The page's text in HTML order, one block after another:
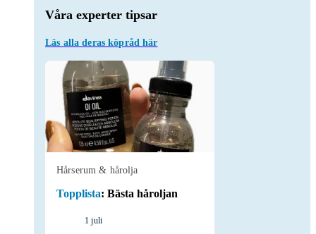
Våra experter tipsar
Läs alla deras köpråd här
Hårserum & hårolja
Topplista: Bästa håroljan
1 juli